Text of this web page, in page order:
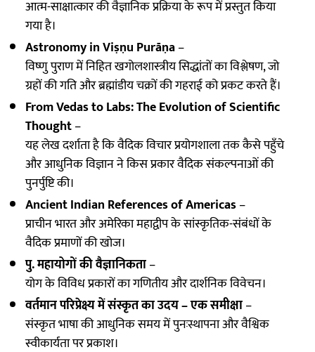
आत्म-साक्षात्कार की वैज्ञानिक प्रक्रिया के रूप में प्रस्तुत किया
गया है।
Astronomy in Viṣṇu Purāṇa–
विष्णु पुराण में निहित खगोलशास्त्रीय सिद्धांतों का विश्लेषण, जो
ग्रहों की गति और ब्रह्मांडीय चक्रों की गहराई को प्रकट करते हैं।
From Vedas to Labs: The Evolution of Scientific
Thought–
यह लेख दर्शाता है कि वैदिक विचार प्रयोगशाला तक कैसे पहुँचे
और आधुनिक विज्ञान ने किस प्रकार वैदिक संकल्पनाओं की
पुनर्पुष्टि की।
Ancient Indian References of Americas–
प्राचीन भारत और अमेरिका महाद्वीप के सांस्कृतिक-संबंधों के
वैदिक प्रमाणों की खोज।
पु. महायोगों की वैज्ञानिकता–
योग के विविध प्रकारों का गणितीय और दार्शनिक विवेचन।
वर्तमान परिप्रेक्ष्य में संस्कृत का उदय – एक समीक्षा–
संस्कृत भाषा की आधुनिक समय में पुनःस्थापना और वैश्विक
स्वीकार्यता पर प्रकाश।